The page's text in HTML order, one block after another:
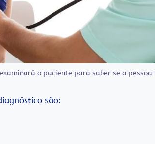
o paciente para saber se a pessoa
são: